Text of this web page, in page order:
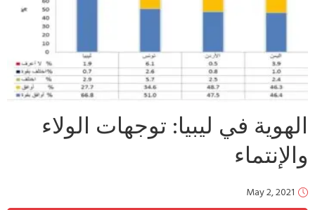
الهوية في ليبيا: توجهات الولاء
والإنتماء
May 2, 2021